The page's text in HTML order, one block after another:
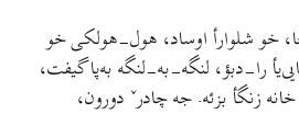
خو شلوارأ اوساد، هول-هولکی خو
را-دبؤ، لنگه-به-لنگه به‌پا گیفت،
زنگأ بزئه. جه چادرˇ دورون،